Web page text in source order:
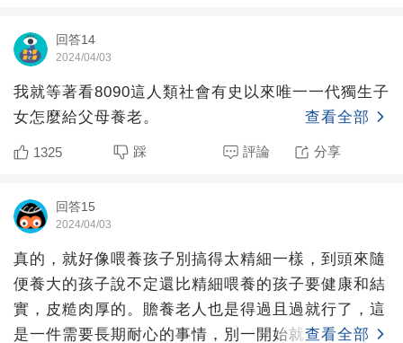
回答14
2024/04/03
我就等著看8090這人類社會有史以來唯一一代獨生子
女怎麼給父母養老。
查看全部
1325 踩 評論 分享
回答15
2024/04/03
真的，就好像喂養孩子別搞得太精細一樣，到頭來隨
便養大的孩子說不定還比精細喂養的孩子要健康和結
實，皮糙肉厚的。贍養老人也是得過且過就行了，這
是一件需要長期耐心的事情，別一開始就大發孝心，
查看全部